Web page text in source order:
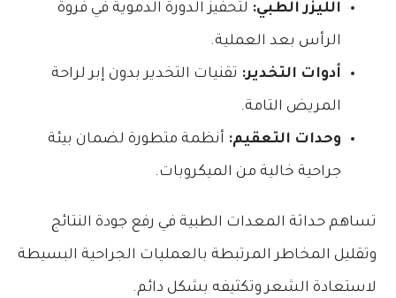
الليزر الطبي: لتحفيز الدورة الدموية في فروة
الرأس بعد العملية.
أدوات التخدير: تقنيات التخدير بدون إبر لراحة
المريض التامة.
وحدات التعقيم: أنظمة متطورة لضمان بيئة
جراحية خالية من الميكروبات.
تساهم حداثة المعدات الطبية في رفع جودة النتائج
وتقليل المخاطر المرتبطة بالعمليات الجراحية البسيطة
لاستعادة الشعر وتكثيفه بشكل دائم.